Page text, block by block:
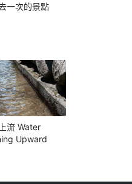
一次的景點
流 Water
Upward